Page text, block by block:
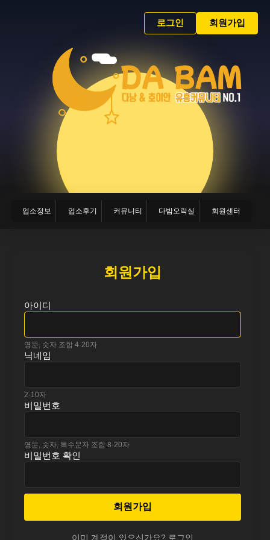
로그인 회원가입
업소정보 업소후기 커뮤니티 다밤오락실 회원센터
회원가입
아이디
영문, 숫자 조합 4-20자
닉네임
2-10자
비밀번호
영문, 숫자, 특수문자 조합 8-20자
비밀번호 확인
회원가입
이미 계정이 있으신가요? 로그인